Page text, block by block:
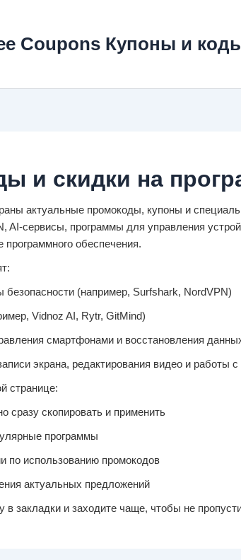
Coupons Купоны и
и скидки на
актуальные промокоды, купоны и
AI-сервисы, программы для управления
программного обеспечения.
безопасности (например, Surfshark, NordVPN)
Vidnoz AI, Rytr, GitMind)
смартфонами и восстановления
экрана, редактирования видео и работы с
странице:
сразу скопировать и применить
программы
по использованию промокодов
актуальных предложений
в закладки и заходите чаще, чтобы не